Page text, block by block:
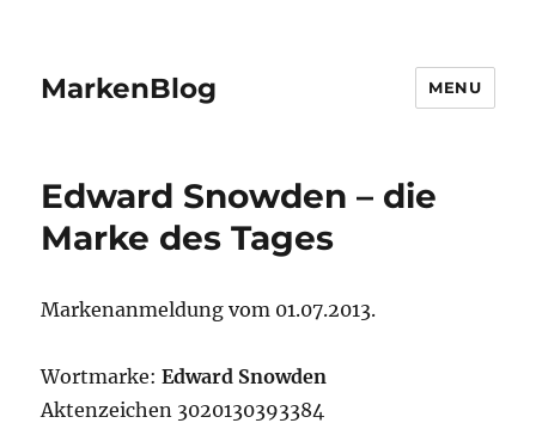
MarkenBlog MENU
Edward Snowden – die
Marke des Tages
Markenanmeldung vom 01.07.2013.
Wortmarke:Edward Snowden
Aktenzeichen 3020130393384